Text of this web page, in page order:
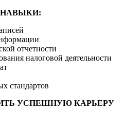
отчетности
налоговой деятельности
стандартов
УСПЕШНУЮ КАРЬЕРУ